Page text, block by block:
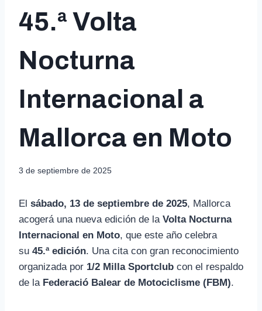
45.ª Volta
Nocturna
Internacional a
Mallorca en Moto
3 de septiembre de 2025
El sábado, 13 de septiembre de 2025, Mallorca
acogerá una nueva edición de la Volta Nocturna
Internacional en Moto, que este año celebra
su 45.ª edición. Una cita con gran reconocimiento
organizada por 1/2 Milla Sportclub con el respaldo
de la Federació Balear de Motociclisme (FBM).